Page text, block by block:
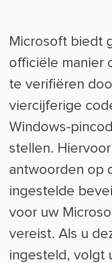
Microsoft biedt
officiële manier
te verifiëren
viercijferige
Windows-
stellen.
antwoorden op
ingestelde
voor uw
vereist. Als u
ingesteld, volgt